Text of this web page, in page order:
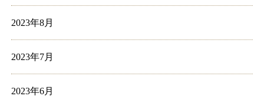
2023年8月
2023年7月
2023年6月